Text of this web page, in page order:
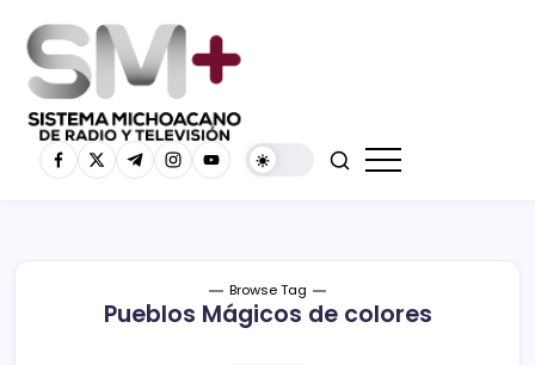
Browse Tag
Pueblos Mágicos de colores